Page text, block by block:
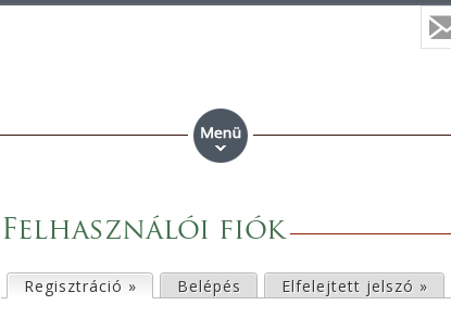
Felhasználói fiók
Regisztráció » (aktív fül)
Belépés Elfelejtett jelszó »